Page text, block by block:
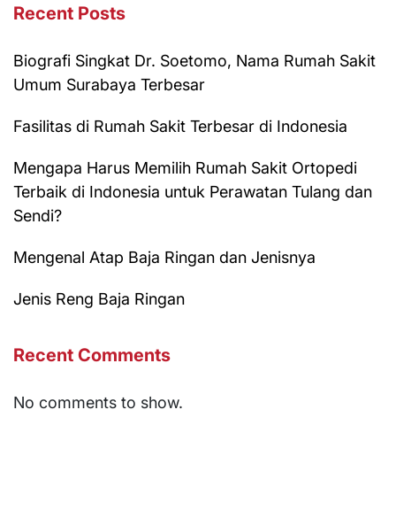
Recent Posts
Biografi Singkat Dr. Soetomo, Nama Rumah Sakit
Umum Surabaya Terbesar
Fasilitas di Rumah Sakit Terbesar di Indonesia
Mengapa Harus Memilih Rumah Sakit Ortopedi
Terbaik di Indonesia untuk Perawatan Tulang dan
Sendi?
Mengenal Atap Baja Ringan dan Jenisnya
Jenis Reng Baja Ringan
Recent Comments
No comments to show.